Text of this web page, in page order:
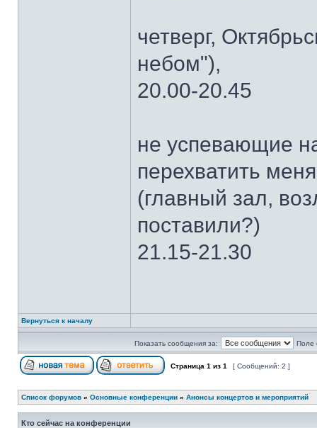
четверг,
небом"),
20.00-20.45
не успевающие
перехватить
(главный зал,
поставили?)
21.15-21.30
Вернуться к началу
Показать сообщения за: Поле
Страница 1 из 1 [ Сообщений: 2 ]
Список форумов » Основные конференции » Анонсы концертов и мероприятий
Кто сейчас на конференции